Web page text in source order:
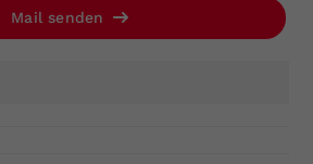
Mail senden